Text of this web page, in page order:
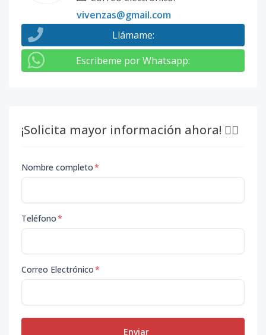
vivenzas@gmail.com
Llámame:
Escribeme por Whatsapp:
¡Solicita mayor información ahora! 👇🏽
Nombre completo*
Teléfono*
Correo Electrónico*
Enviar